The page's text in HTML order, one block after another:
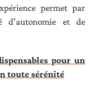
permet par
d’autonomie et de
pour un
toute sérénité